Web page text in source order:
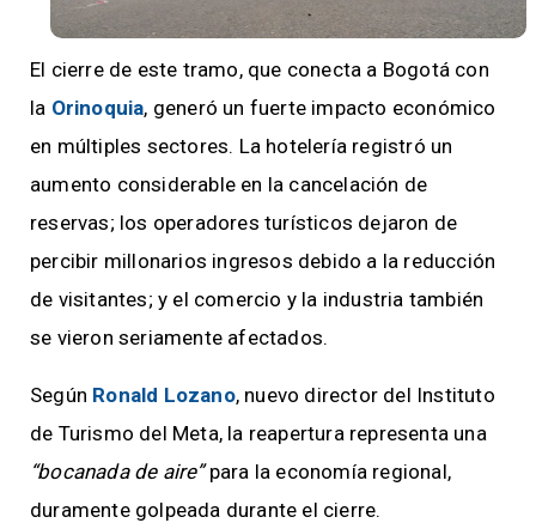
El cierre de este tramo, que conecta a Bogotá con
la Orinoquia, generó un fuerte impacto económico
en múltiples sectores. La hotelería registró un
aumento considerable en la cancelación de
reservas; los operadores turísticos dejaron de
percibir millonarios ingresos debido a la reducción
de visitantes; y el comercio y la industria también
se vieron seriamente afectados.
Según Ronald Lozano, nuevo director del Instituto
de Turismo del Meta, la reapertura representa una
“bocanada de aire”para la economía regional,
duramente golpeada durante el cierre.